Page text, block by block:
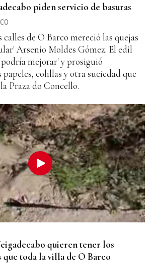
piden servicio de basuras
de O Barco mereció las quejas
Arsenio Moldes Gómez. El edil
mejorar' y prosiguió
papeles, colillas y otra suciedad que
Praza do Concello.
quieren tener los
que toda la villa de O Barco